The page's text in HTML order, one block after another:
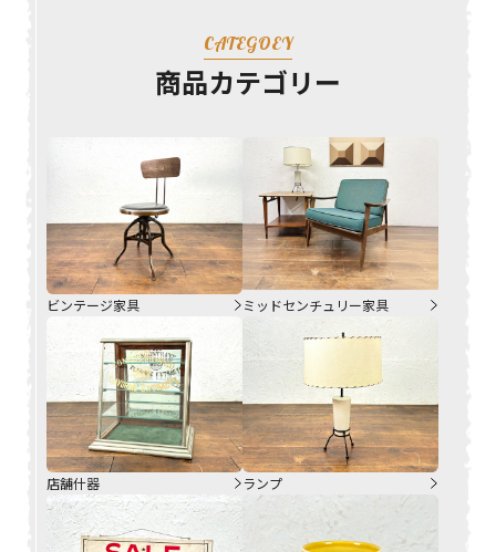
CATEGOEY
商品カテゴリー
ビンテージ家具 ミッドセンチュリー家具
店舗什器 ランプ